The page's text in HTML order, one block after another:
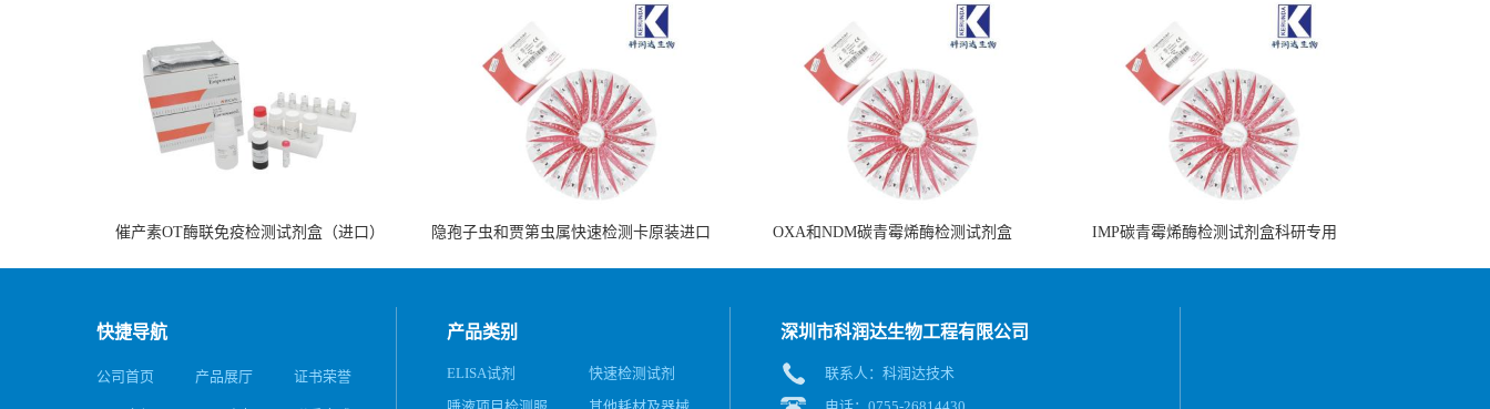
催产素OT酶联免疫检测试剂盒（进口） 隐孢子虫和贾第虫属快速检测卡原装进口 OXA和NDM碳青霉烯酶检测试剂盒 IMP碳青霉烯酶检测试剂盒科研专用
快捷导航
公司首页 产品展厅 证书荣誉
产品类别
ELISA试剂
快速检测试剂
深圳市科润达生物工程有限公司
联系人：科润达技术